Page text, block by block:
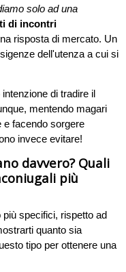
solo ad una
di incontri
risposta di mercato. Un
dell'utenza a cui si
di tradire il
mentendo magari
e facendo sorgere
invece evitare!
davvero? Quali
più
specifici, rispetto ad
quanto sia
tipo per ottenere una